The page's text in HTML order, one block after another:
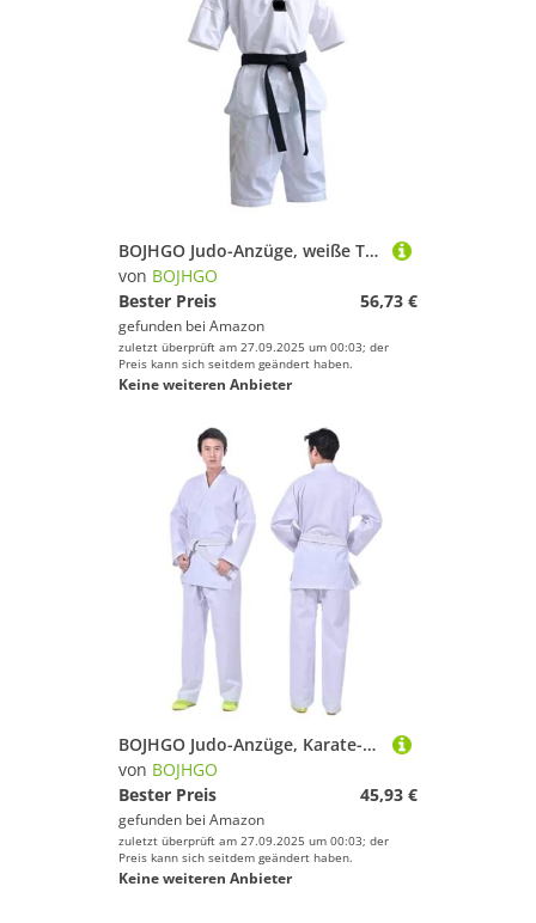
BOJHGO Judo-Anzüge, weiße Taekwondo-Uniformen, Karate-Judo-Taekwondo-Kleidung, Erwachsene, Unisex Für Training(XS-130CM,Short Sleeve)
von BOJHGO
Bester Preis
56,73 €
gefunden bei Amazon
zuletzt überprüft am 27.09.2025 um 00:03; der
Preis kann sich seitdem geändert haben.
Keine weiteren Anbieter
BOJHGO Judo-Anzüge, Karate-Anzug, Jeet Kune Do, Taekwondo-Anzug, neutrale Karate-Ausrüstung for Erwachsene und Kinder, Langarm-Gi-Uniform, Judo-Zubehör Für Training(140)
von BOJHGO
Bester Preis
45,93 €
gefunden bei Amazon
zuletzt überprüft am 27.09.2025 um 00:03; der
Preis kann sich seitdem geändert haben.
Keine weiteren Anbieter